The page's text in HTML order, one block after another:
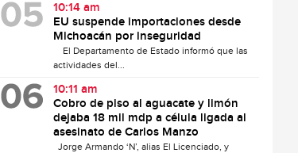
10:14 am
EU suspende importaciones desde
Michoacán por inseguridad
El Departamento de Estado informó que las
actividades del...
10:11 am
Cobro de piso al aguacate y limón
dejaba 18 mil mdp a célula ligada al
asesinato de Carlos Manzo
Jorge Armando ‘N’, alias El Licenciado, y